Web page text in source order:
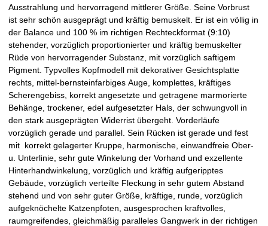
a
l
m
a
t
i
n
e
r
Ausstrahlung und hervorragend mittlerer Größe. Seine Vorbrust
ist sehr schön ausgeprägt und kräftig bemuskelt. Er ist ein völlig in
der Balance und 100 % im richtigen Rechteckformat (9:10)
stehender, vorzüglich proportionierter und kräftig bemuskelter
Rüde von hervorragender Substanz, mit vorzüglich saftigem
Pigment. Typvolles Kopfmodell mit dekorativer Gesichtsplatte
rechts, mittel-bernsteinfarbiges Auge, komplettes, kräftiges
Scherengebiss, korrekt angesetzte und getragene marmorierte
Behänge, trockener, edel aufgesetzter Hals, der schwungvoll in
den stark ausgeprägten Widerrist übergeht. Vorderläufe
vorzüglich gerade und parallel. Sein Rücken ist gerade und fest
mit korrekt gelagerter Kruppe, harmonische, einwandfreie Ober-
u. Unterlinie, sehr gute Winkelung der Vorhand und exzellente
Hinterhandwinkelung, vorzüglich und kräftig aufgeripptes
Gebäude, vorzüglich verteilte Fleckung in sehr gutem Abstand
stehend und von sehr guter Größe, kräftige, runde, vorzüglich
aufgeknöchelte Katzenpfoten, ausgesprochen kraftvolles,
raumgreifendes, gleichmäßig paralleles Gangwerk in der richtigen